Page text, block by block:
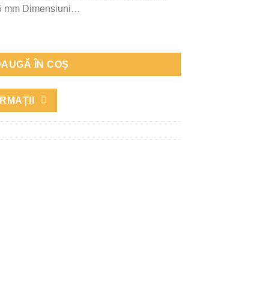
mm Dimensiuni…
Focar șemineu fontă
ÎN COȘ